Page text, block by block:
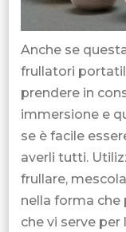
Anche se
frullatori
prendere in
immersione e
se è facile
averli tutti.
frullare,
nella forma che
che vi serve